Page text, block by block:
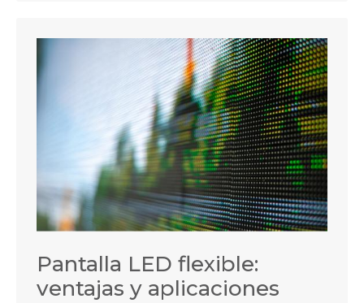
Pantalla LED flexible:
ventajas y aplicaciones